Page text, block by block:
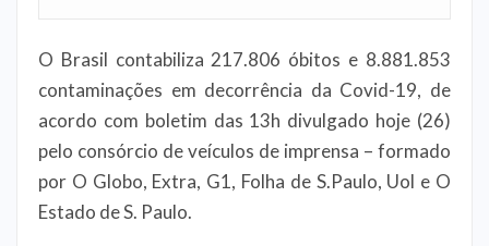
O Brasil contabiliza 217.806 óbitos e 8.881.853
contaminações em decorrência da Covid-19, de
acordo com boletim das 13h divulgado hoje (26)
pelo consórcio de veículos de imprensa – formado
por O Globo, Extra, G1, Folha de S.Paulo, Uol e O
Estado de S. Paulo.